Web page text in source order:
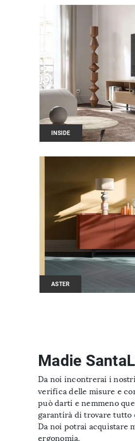
INSIDE
ASTER
Madie
Da noi incontrerai i
verifica delle misure e
può darti e nemmeno
garantirà di trovare tutto
Da noi potrai acquistare
ergonomia.